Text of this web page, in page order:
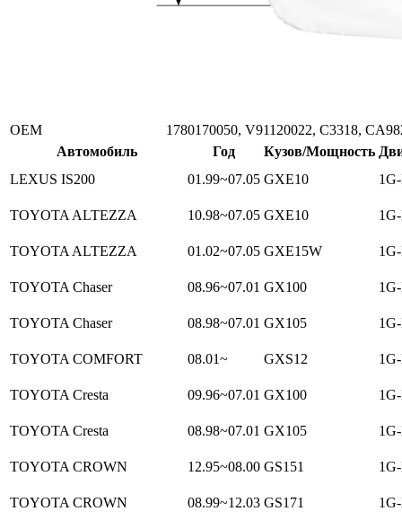
ОЕМ
1780170050, V91120022, C3318,
Автомобиль
Год Кузов/Мощность
LEXUS IS200
01.99~07.05 GXE10
TOYOTA ALTEZZA 10.98~07.05 GXE10
TOYOTA ALTEZZA 01.02~07.05 GXE15W
TOYOTA Chaser 08.96~07.01 GX100
TOYOTA Chaser 08.98~07.01 GX105
TOYOTA COMFORT 08.01~ GXS12
TOYOTA Cresta 09.96~07.01 GX100
TOYOTA Cresta 08.98~07.01 GX105
TOYOTA CROWN 12.95~08.00 GS151
TOYOTA CROWN 08.99~12.03 GS171